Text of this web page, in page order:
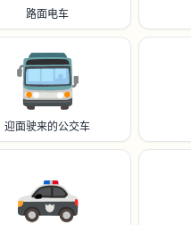
路面电车
🚍️
迎面驶来的公交车
🚓